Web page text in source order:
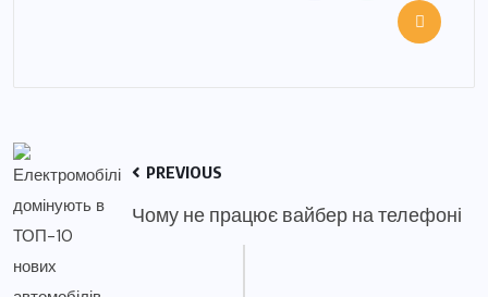
PREVIOUS
Чому не працює вайбер на телефоні